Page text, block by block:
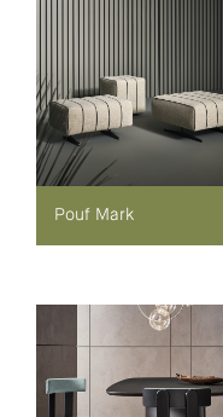
Pouf Mark